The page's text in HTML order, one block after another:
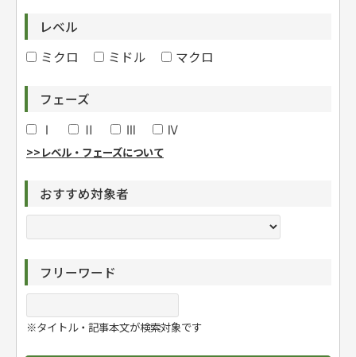
レベル
ミクロ
ミドル マクロ
フェーズ
Ⅰ
Ⅱ Ⅲ Ⅳ
>>レベル・フェーズについて
おすすめ対象者
フリーワード
※タイトル・記事本文が検索対象です